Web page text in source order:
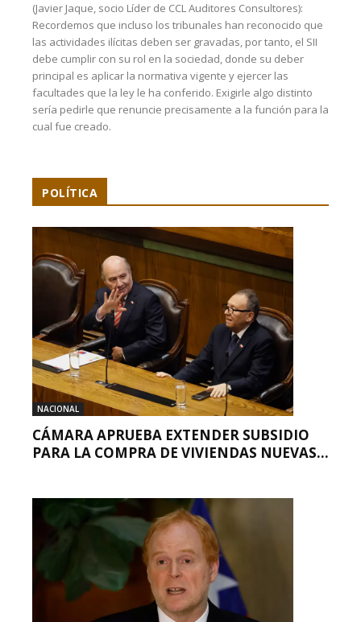
(Javier Jaque, socio Líder de CCL Auditores Consultores):
Recordemos que incluso los tribunales han reconocido que
las actividades ilícitas deben ser gravadas, por tanto, el SII
debe cumplir con su rol en la sociedad, donde su deber
principal es aplicar la normativa vigente y ejercer las
facultades que la ley le ha conferido. Exigirle algo distinto
sería pedirle que renuncie precisamente a la función para la
cual fue creado.
POLÍTICA
NACIONAL
CÁMARA APRUEBA EXTENDER SUBSIDIO
PARA LA COMPRA DE VIVIENDAS NUEVAS...